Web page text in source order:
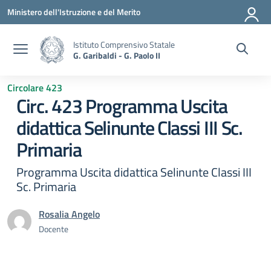
Vai ai contenuti
Vai al menu di navigazione
Vai al footer
Ministero dell'Istruzione e del Merito
Istituto Comprensivo Statale
G. Garibaldi - G. Paolo II
Circolare 423
Circ. 423 Programma Uscita
didattica Selinunte Classi III Sc.
Primaria
Programma Uscita didattica Selinunte Classi III
Sc. Primaria
Rosalia Angelo
Docente